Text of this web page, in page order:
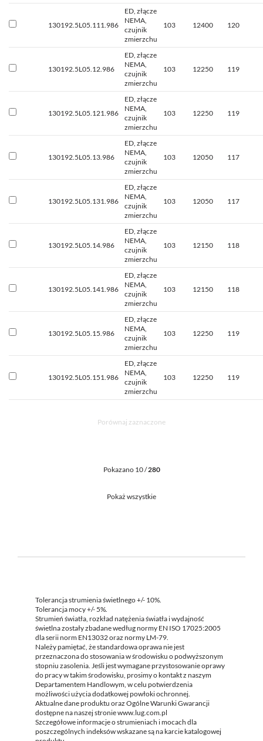
130192.5L05.111.986
ED, złącze
NEMA,
czujnik
zmierzchu
103 12400 120
130192.5L05.12.986
ED, złącze
NEMA,
czujnik
zmierzchu
103 12250 119
130192.5L05.121.986
ED, złącze
NEMA,
czujnik
zmierzchu
103 12250 119
130192.5L05.13.986
ED, złącze
NEMA,
czujnik
zmierzchu
103 12050 117
130192.5L05.131.986
ED, złącze
NEMA,
czujnik
zmierzchu
103 12050 117
130192.5L05.14.986
ED, złącze
NEMA,
czujnik
zmierzchu
103 12150 118
130192.5L05.141.986
ED, złącze
NEMA,
czujnik
zmierzchu
103 12150 118
130192.5L05.15.986
ED, złącze
NEMA,
czujnik
zmierzchu
103 12250 119
130192.5L05.151.986
ED, złącze
NEMA,
czujnik
zmierzchu
103 12250 119
Porównaj zaznaczone
Pokazano 10 /280
Pokaż wszystkie
Tolerancja strumienia świetlnego +/- 10%.
Tolerancja mocy +/- 5%.
Strumień światła, rozkład natężenia światła i wydajność
świetlna zostały zbadane według normy EN ISO 17025:2005
dla serii norm EN13032 oraz normy LM-79.
Należy pamiętać, że standardowa oprawa nie jest
przeznaczona do stosowania w środowisku o podwyższonym
stopniu zasolenia. Jeśli jest wymagane przystosowanie oprawy
do pracy w takim środowisku, prosimy o kontakt z naszym
Departamentem Handlowym, w celu potwierdzenia
możliwości użycia dodatkowej powłoki ochronnej.
Aktualne dane produktu oraz Ogólne Warunki Gwarancji
dostępne na naszej stronie www.lug.com.pl
Szczegółowe informacje o strumieniach i mocach dla
poszczególnych indeksów wskazane są na karcie katalogowej